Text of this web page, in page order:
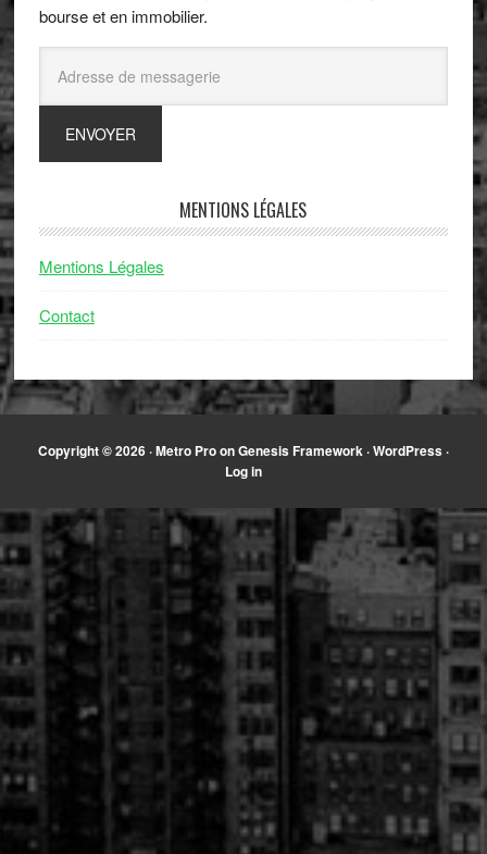
bourse et en immobilier.
MENTIONS LÉGALES
Mentions Légales
Contact
Copyright © 2026 ·Metro ProonGenesis Framework ·WordPress ·
Log in